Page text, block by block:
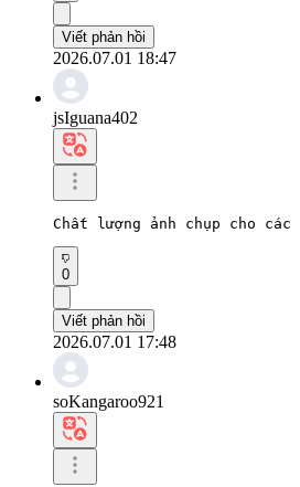
Viết phản hồi
2026.07.01 18:47
jsIguana402
Chất lượng ảnh chụp cho
0
Viết phản hồi
2026.07.01 17:48
soKangaroo921